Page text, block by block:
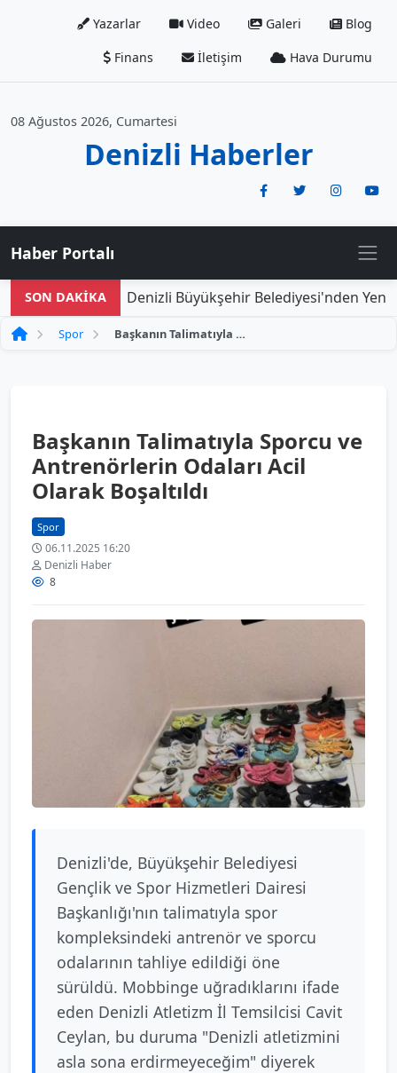
Yazarlar Video Galeri
Blog
Finans
İletişim Hava Durumu
08 Ağustos 2026, Cumartesi
Denizli Haberler
Haber Portalı
SON DAKİKA Denizli Büyükşehir Belediyesi'nden Yeni
Spor Başkanın Talimatıyla Sporcu ve Antrenörlerin Odaları Acil Olarak Boşaltıldı
Başkanın Talimatıyla Sporcu ve
Antrenörlerin Odaları Acil
Olarak Boşaltıldı
Spor
06.11.2025 16:20
Denizli Haber
8
Denizli'de, Büyükşehir Belediyesi
Gençlik ve Spor Hizmetleri Dairesi
Başkanlığı'nın talimatıyla spor
kompleksindeki antrenör ve sporcu
odalarının tahliye edildiği öne
sürüldü. Mobbinge uğradıklarını ifade
eden Denizli Atletizm İl Temsilcisi Cavit
Ceylan, bu duruma "Denizli atletizmini
asla sona erdirmeyeceğim" diyerek